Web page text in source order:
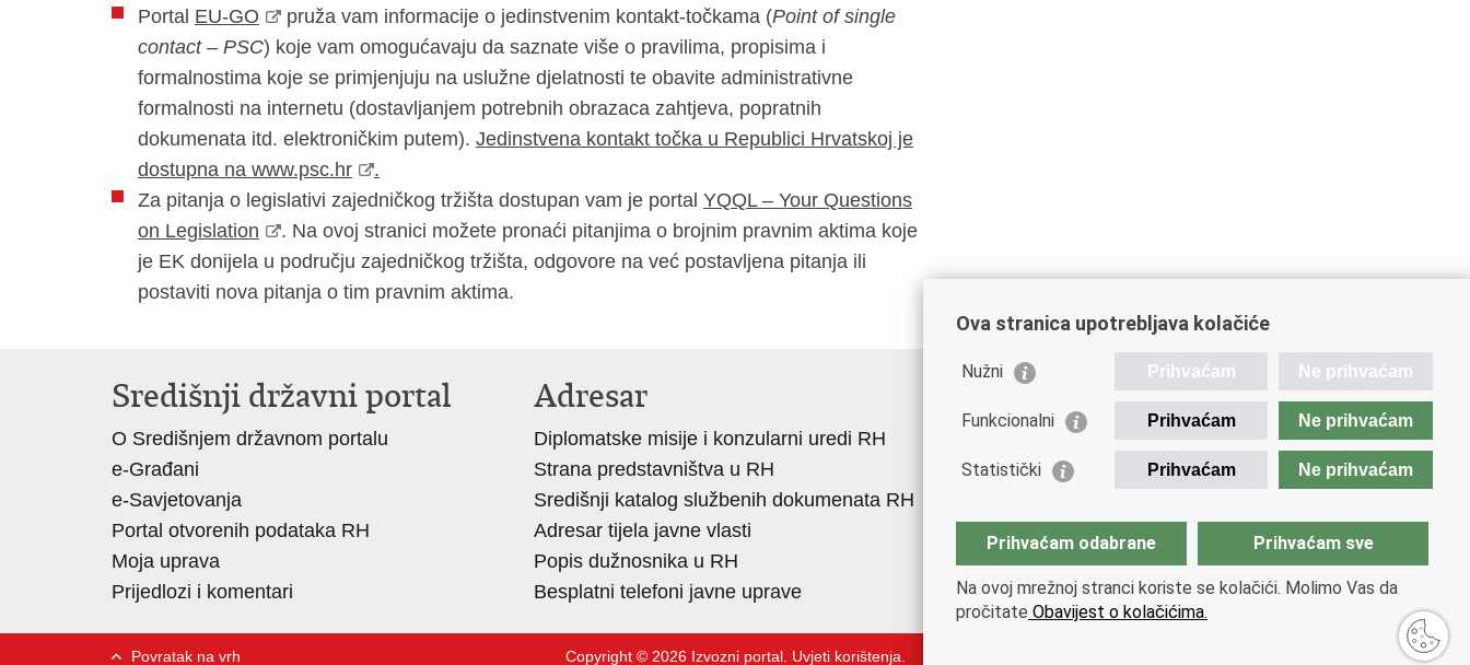
Portal EU-GO pruža vam informacije o jedinstvenim kontakt-točkama (Point of single
contact – PSC) koje vam omogućavaju da saznate više o pravilima, propisima i
formalnostima koje se primjenjuju na uslužne djelatnosti te obavite administrativne
formalnosti na internetu (dostavljanjem potrebnih obrazaca zahtjeva, popratnih
dokumenata itd. elektroničkim putem). Jedinstvena kontakt točka u Republici Hrvatskoj je
dostupna na www.psc.hr
.
Za pitanja o legislativi zajedničkog tržišta dostupan vam je portal YQQL – Your Questions
on Legislation
. Na ovoj stranici možete pronaći pitanjima o brojnim pravnim aktima koje
je EK donijela u području zajedničkog tržišta, odgovore na već postavljena pitanja ili
postaviti nova pitanja o tim pravnim aktima.
Središnji državni portal
O Središnjem državnom portalu
e-Građani
e-Savjetovanja
Portal otvorenih podataka RH
Moja uprava
Prijedlozi i komentari
Adresar
Diplomatske misije i konzularni uredi RH
Strana predstavništva u RH
Središnji katalog službenih dokumenata RH
Adresar tijela javne vlasti
Popis dužnosnika u RH
Besplatni telefoni javne uprave
Korisne poveznice
Gospodarska diplomacija
Hrvatska gospodarska komora
Hrvatska udruga poslodavaca
Hrvatska obrtnička komora
Europska komisija
Povratak na vrh Copyright © 2026 Izvozni portal. Uvjeti korištenja
Ova stranica upotrebljava kolačiće
Nužni Prihvaćam Ne prihvaćam
Funkcionalni Prihvaćam Ne prihvaćam
Statistički Prihvaćam Ne prihvaćam
Prihvaćam odabrane Prihvaćam sve
Na ovoj mrežnoj stranci koriste se kolačići. Molimo Vas da
pročitate Obavijest o kolačićima.